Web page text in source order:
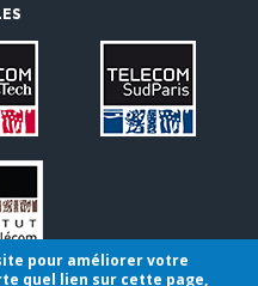
pour améliorer votre
quel lien sur cette page,